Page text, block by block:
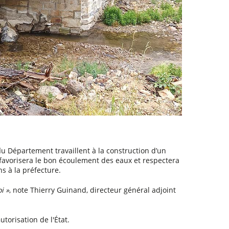
r
a
u
g
m
e
n
t
e
r
o
u
d
i
e
r
v
o
Département travaillent à la construction d’un
le bon écoulement des eaux et respectera
à la préfecture.
», note Thierry Guinand, directeur général adjoint
de l'État.